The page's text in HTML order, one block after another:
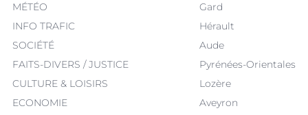
MÉTÉO
INFO TRAFIC
SOCIÉTÉ
FAITS-DIVERS / JUSTICE
CULTURE & LOISIRS
ECONOMIE
Gard
Hérault
Aude
Pyrénées-Orientales
Lozère
Aveyron